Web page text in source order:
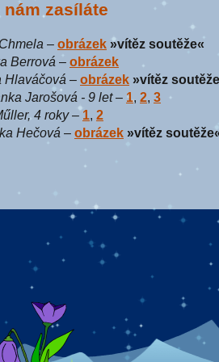
zasíláte
– obrázek »vítěz soutěže«
Berrová – obrázek
Hlaváčová – obrázek »vítěz
Jarošová - 9 let– 1, 2, 3
4 roky– 1, 2
Hečová – obrázek »vítěz